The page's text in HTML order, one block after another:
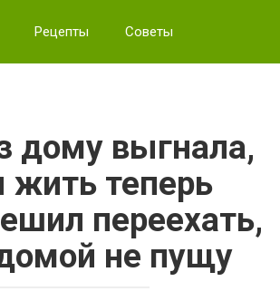
Рецепты Советы
дому выгнала,
теперь
переехать,
не пущу